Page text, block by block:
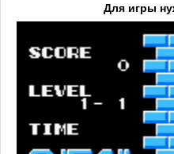
Для игры